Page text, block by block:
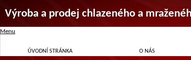
Menu
ÚVODNÍ STRÁNKA O NÁS
Výroba a prodej chlazeného a